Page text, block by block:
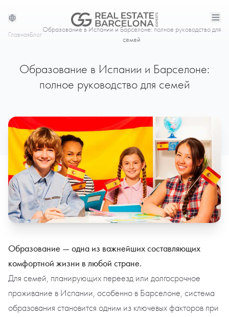
ГлавнаяБлог
Образование в Испании и Барселоне: полное руководство для
семей
Образование в Испании и Барселоне:
полное руководство для семей
Образование — одна из важнейших составляющих
комфортной жизни в любой стране.
Для семей, планирующих переезд или долгосрочное
проживание в Испании, особенно в Барселоне, система
образования становится одним из ключевых факторов при